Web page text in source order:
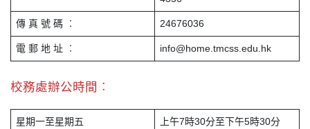
傳 真 號 碼 ︰ 24676036
電 郵 地 址 ︰ info@home.tmcss.edu.hk
校務處辦公時間︰
星期一至星期五 上午7時30分至下午5時30分